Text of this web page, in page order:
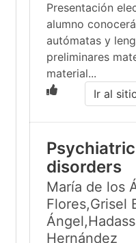
Presentación
alumno
autómatas y
preliminares
material...
Ir al
Psychiatric
disorders
María de los
Flores,Grisel
Hernández